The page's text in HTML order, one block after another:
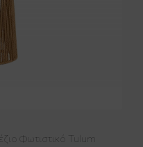
Φωτιστικό Tulum